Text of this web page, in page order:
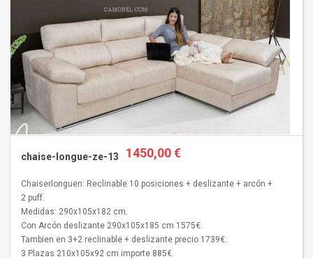
chaise-longue-ze-13 1450,00 €
Chaiserlonguen: Reclinable 10 posiciones + deslizante + arcón +
2 puff.
Medidas: 290x105x182 cm.
Con Arcón deslizante 290x105x185 cm 1575€.
Tambien en 3+2 reclinable + deslizante precio 1739€.
3 Plazas 210x105x92 cm importe 885€.